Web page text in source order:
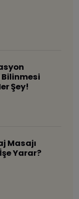
Bilinmesi
Şey!
Masajı
Yarar?